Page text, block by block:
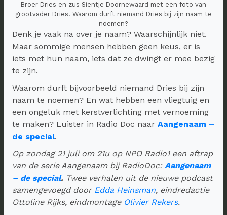
Broer Dries en zus Sientje Doornewaard met een foto van
grootvader Dries. Waarom durft niemand Dries bij zijn naam te
noemen?
Denk je vaak na over je naam? Waarschijnlijk niet.
Maar sommige mensen hebben geen keus, er is
iets met hun naam, iets dat ze dwingt er mee bezig
te zijn.
Waarom durft bijvoorbeeld niemand Dries bij zijn
naam te noemen? En wat hebben een vliegtuig en
een ongeluk met kerstverlichting met vernoeming
te maken? Luister in Radio Doc naar Aangenaam –
de special.
Op zondag 21 juli om 21u op NPO Radio1 een aftrap
van de serie Aangenaam bij RadioDoc: Aangenaam
– de special. Twee verhalen uit de nieuwe podcast
samengevoegd door Edda Heinsman, eindredactie
Ottoline Rijks, eindmontage Olivier Rekers.